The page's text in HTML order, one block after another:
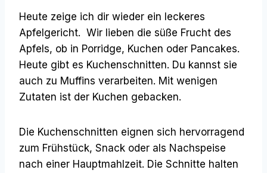
Heute zeige ich dir wieder ein leckeres
Apfelgericht. Wir lieben die süße Frucht des
Apfels, ob in Porridge, Kuchen oder Pancakes.
Heute gibt es Kuchenschnitten. Du kannst sie
auch zu Muffins verarbeiten. Mit wenigen
Zutaten ist der Kuchen gebacken.
Die Kuchenschnitten eignen sich hervorragend
zum Frühstück, Snack oder als Nachspeise
nach einer Hauptmahlzeit. Die Schnitte halten